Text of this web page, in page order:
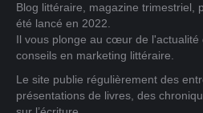
Blog littéraire, magazine trimestriel,
été lancé en 2022.
Il vous plonge au cœur de l'actualité
conseils en marketing littéraire.
Le site publie régulièrement des
présentations de livres, des